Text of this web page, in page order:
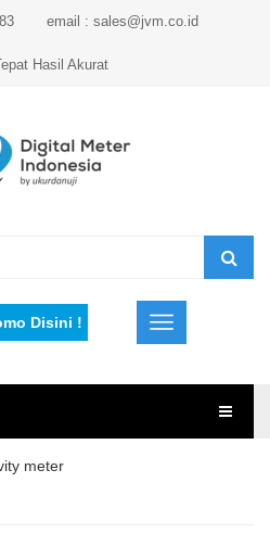
email : sales@jvm.co.id
Hasil Akurat
Disini !
meter